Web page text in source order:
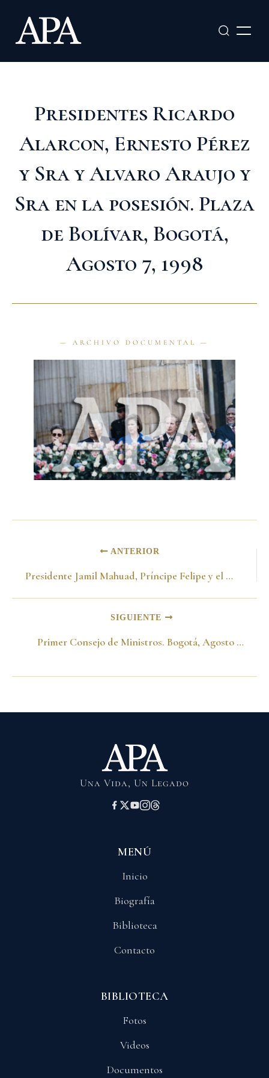
contenido
Presidentes Ricardo
Alarcon, Ernesto Pérez
y Sra y Alvaro Araujo y
Sra en la posesión. Plaza
de Bolívar, Bogotá,
Agosto 7, 1998
ANTERIOR
Presidente Jamil Mahuad, Príncipe Felipe y el Nuncio Benamino Stella en la posesión. Plaza de Bolívar, Bogotá, Agosto 7, 1998
SIGUIENTE
Primer Consejo de Ministros. Bogotá, Agosto 25, 1998
Una Vida, Un Legado
MENÚ
Inicio
Biografía
Biblioteca
Contacto
BIBLIOTECA
Fotos
Videos
Documentos